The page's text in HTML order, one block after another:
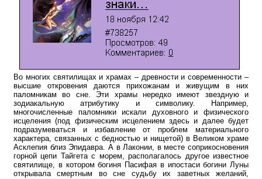
Во многих святилищах и храмах – древности и современности –
высшие откровения даются прихожанам и живущим в них
паломникам во сне. Эти храмы нередко имеют звездную и
зодиакальную атрибутику и символику. Например,
многочисленные паломники искали духовного и физического
исцеления (под физическим исцелением здесь и далее будет
подразумеваться и избавление от проблем материального
характера, связанных с бедностью и нищетой) в Великом храме
Асклепия близ Эпидавра. А в Лаконии, в месте соприкосновения
горной цепи Тайгета с морем, располагалось другое известное
святилище, в котором богиня Пасифая в ипостаси богини Луны
открывала смертным во сне судьбу их заветных желаний,